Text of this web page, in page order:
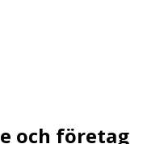
och företag